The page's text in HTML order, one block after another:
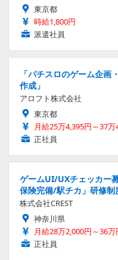
東京都
時給1,800円
派遣社員
「パチスロのゲーム企
作成」
アロフト株式会社
東京都
月給25万4,395円～37万
正社員
ゲームUI/UXチェッカー
保険完備/駅チカ」研修
株式会社CREST
神奈川県
月給28万2,000円～36万
正社員